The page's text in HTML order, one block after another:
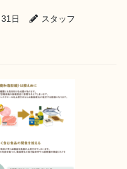
日 スタッフ